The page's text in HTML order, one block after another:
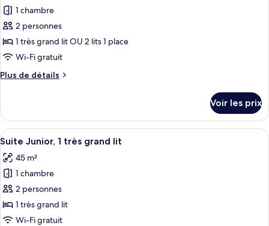
1 chambre
2 personnes
1 très grand lit OU 2 lits 1 place
Wi-Fi gratuit
Plus de détails
Plus
le
type
de
Chambre
Standard
Voir les prix
Afficher
toutes
les
photos
pour
ce
type
Suite Junior, 1 très grand lit |
1
Suite Junior, 1 très grand lit
45 m²
1 chambre
2 personnes
1 très grand lit
Wi-Fi gratuit